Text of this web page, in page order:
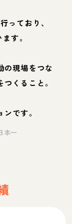
っており、
す。
の現場をつな
くること。
です。
本一